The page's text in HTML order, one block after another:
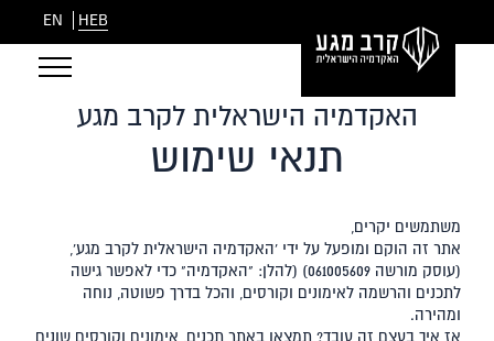
HEB
EN
האקדמיה הישראלית לקרב מגע
תנאי שימוש
משתמשים יקרים,
אתר זה הוקם ומופעל על ידי 'האקדמיה הישראלית לקרב מגע',
(עוסק מורשה 061005609) (להלן: "האקדמיה" כדי לאפשר גישה
לתכנים והרשמה לאימונים וקורסים, והכל בדרך פשוטה, נוחה
ומהירה.
אז איך בעצם זה עובד? תמצאו באתר תכנים, אימונים וקורסים שונים